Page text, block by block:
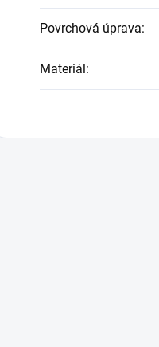
Povrchová úprava:
Materiál: